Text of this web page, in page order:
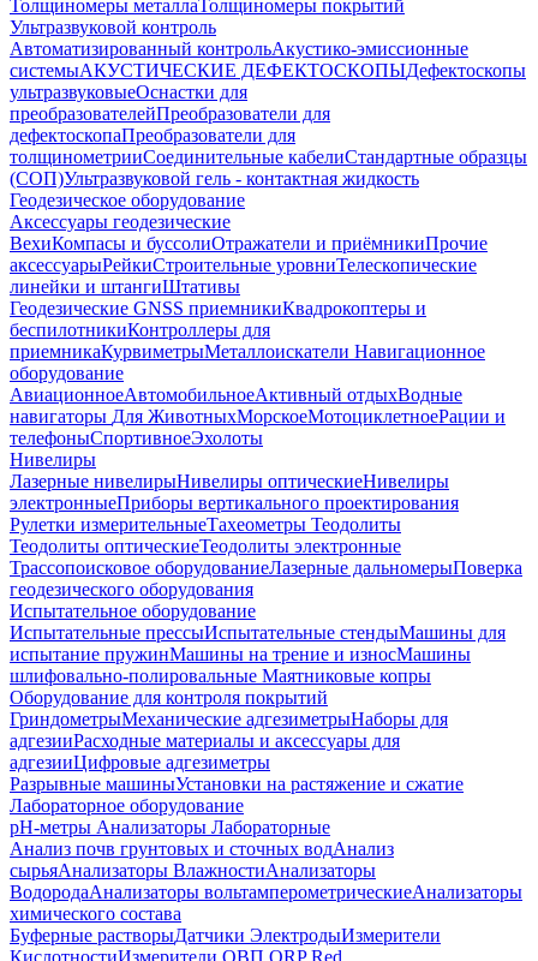
Толщиномеры металлаТолщиномеры покрытий
Ультразвуковой контроль
Автоматизированный контрольАкустико-эмиссионные
системыАКУСТИЧЕСКИЕ ДЕФЕКТОСКОПЫДефектоскопы
ультразвуковыеОснастки для
преобразователейПреобразователи для
дефектоскопаПреобразователи для
толщинометрииСоединительные кабелиСтандартные образцы
(СОП)Ультразвуковой гель - контактная жидкость
Геодезическое оборудование
Аксессуары геодезические
ВехиКомпасы и буссолиОтражатели и приёмникиПрочие
аксессуарыРейкиСтроительные уровниТелескопические
линейки и штангиШтативы
Геодезические GNSS приемникиКвадрокоптеры и
беспилотникиКонтроллеры для
приемникаКурвиметрыМеталлоискатели Навигационное
оборудование
АвиационноеАвтомобильноеАктивный отдыхВодные
навигаторы Для ЖивотныхМорскоеМотоциклетноеРации и
телефоныСпортивноеЭхолоты
Нивелиры
Лазерные нивелирыНивелиры оптическиеНивелиры
электронныеПриборы вертикального проектирования
Рулетки измерительныеТахеометры Теодолиты
Теодолиты оптическиеТеодолиты электронные
Трассопоисковое оборудованиеЛазерные дальномерыПоверка
геодезического оборудования
Испытательное оборудование
Испытательные прессыИспытательные стендыМашины для
испытание пружинМашины на трение и износМашины
шлифовально-полировальные Маятниковые копры
Оборудование для контроля покрытий
ГриндометрыМеханические адгезиметрыНаборы для
адгезииРасходные материалы и аксессуары для
адгезииЦифровые адгезиметры
Разрывные машиныУстановки на растяжение и сжатие
Лабораторное оборудование
pH-метры Анализаторы Лабораторные
Анализ почв грунтовых и сточных водАнализ
сырьяАнализаторы ВлажностиАнализаторы
ВодородаАнализаторы вольтамперометрическиеАнализаторы
химического состава
Буферные растворыДатчики ЭлектродыИзмерители